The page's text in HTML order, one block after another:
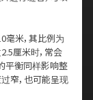
毫米，其比例为
厘米时，常会
平衡同样影响整
窄，也可能呈现